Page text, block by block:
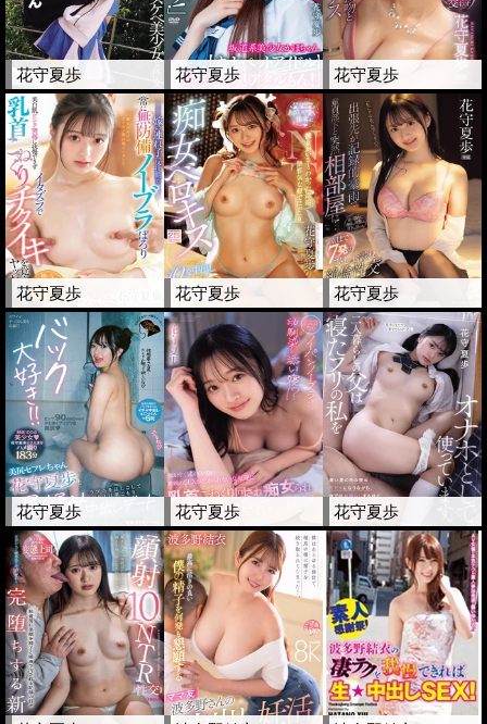
花守夏歩 花守夏歩 花守夏歩
花守夏歩 花守夏歩 花守夏歩
花守夏歩 花守夏歩 花守夏歩